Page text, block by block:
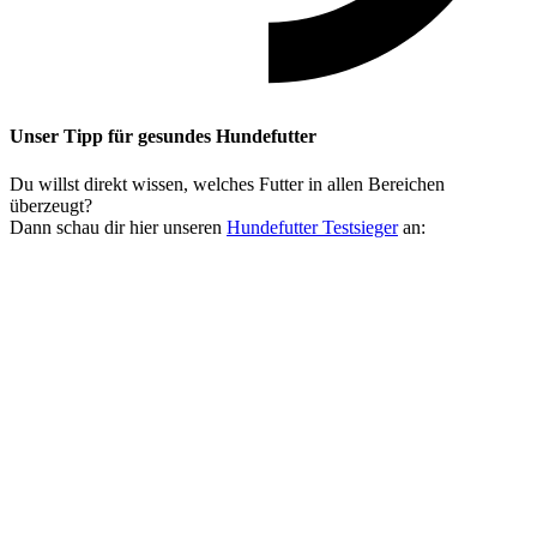
Unser Tipp für gesundes Hundefutter
Du willst direkt wissen, welches Futter in allen Bereichen
überzeugt?
Dann schau dir hier unseren Hundefutter Testsiegeran: